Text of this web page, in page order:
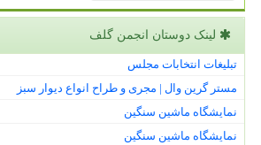
لینک دوستان انجمن گلف
تبلیغات انتخابات مجلس
مستر گرین وال | مجری و طراح انواع دیوار سبز
نمایشگاه ماشین سنگین
نمایشگاه ماشین سنگین